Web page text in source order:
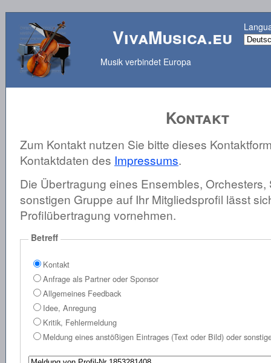
VivaMusica.eu
Musik verbindet Europa
Kontakt
Zum Kontakt nutzen Sie bitte dieses
Kontaktdaten des Impressums.
Die Übertragung eines Ensembles,
sonstigen Gruppe auf Ihr Mitgliedsprofil lässt
Profilübertragung vornehmen.
Betreff
Kontakt
Anfrage als Partner oder Sponsor
Allgemeines Feedback
Idee, Anregung
Kritik, Fehlermeldung
Meldung eines anstößigen Eintrages (Text oder Bild) oder